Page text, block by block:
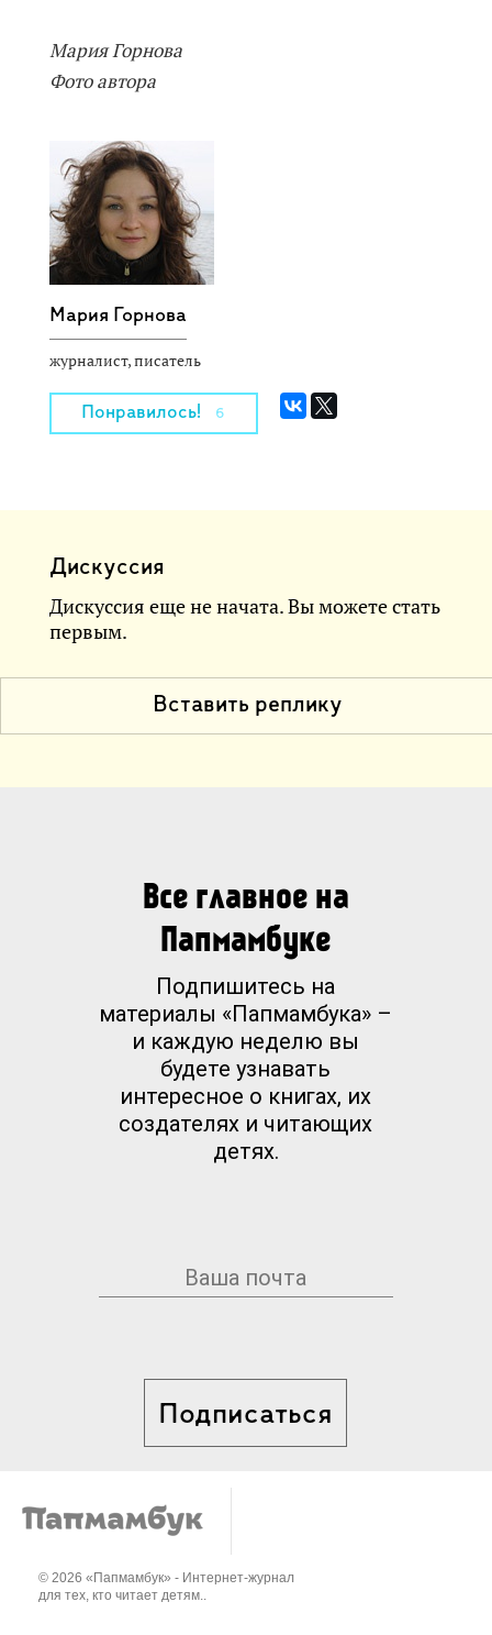
Мария Горнова
Фото автора
Мария Горнова
журналист, писатель
Понравилось! 6
Дискуссия
Дискуссия еще не начата. Вы можете стать
первым.
Вставить реплику
Все главное на
Папмамбуке
Подпишитесь на
материалы «Папмамбука» –
и каждую неделю вы
будете узнавать
интересное о книгах, их
создателях и читающих
детях.
Подписаться
© 2026 «Папмамбук» - Интернет-журнал
для тех, кто читает детям..